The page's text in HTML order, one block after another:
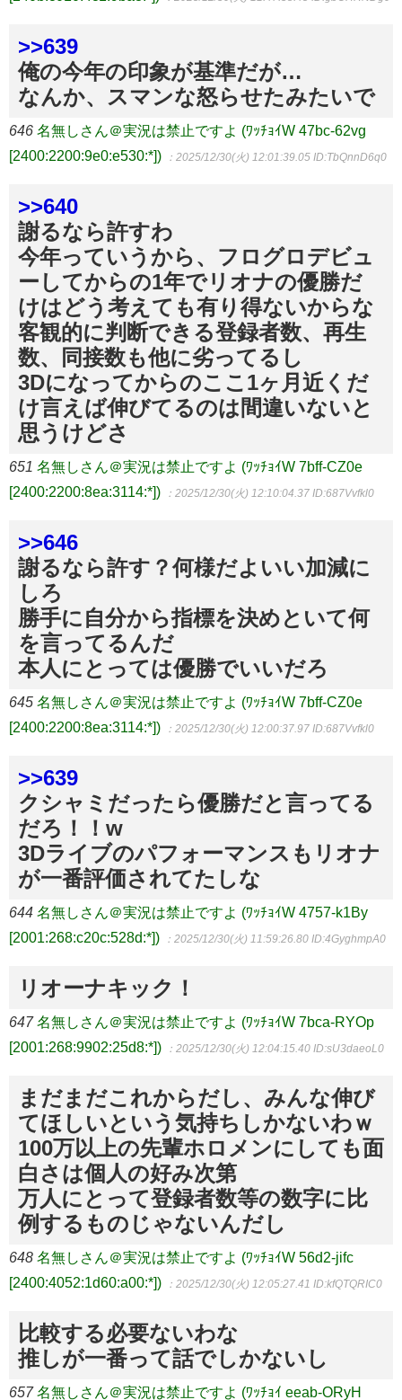
>>639
俺の今年の印象が基準だが…
なんか、スマンな怒らせたみたいで
646 名無しさん＠実況は禁止ですよ (ﾜｯﾁｮｲW 47bc-62vg
[2400:2200:9e0:e530:*])
：2025/12/30(火) 12:01:39.05 ID:TbQnnD6q0
>>640
謝るなら許すわ
今年っていうから、フログロデビュ
ーしてからの1年でリオナの優勝だ
けはどう考えても有り得ないからな
客観的に判断できる登録者数、再生
数、同接数も他に劣ってるし
3Dになってからのここ1ヶ月近くだ
け言えば伸びてるのは間違いないと
思うけどさ
651 名無しさん＠実況は禁止ですよ (ﾜｯﾁｮｲW 7bff-CZ0e
[2400:2200:8ea:3114:*])
：2025/12/30(火) 12:10:04.37 ID:687Vvfkl0
>>646
謝るなら許す？何様だよいい加減に
しろ
勝手に自分から指標を決めといて何
を言ってるんだ
本人にとっては優勝でいいだろ
645 名無しさん＠実況は禁止ですよ (ﾜｯﾁｮｲW 7bff-CZ0e
[2400:2200:8ea:3114:*])
：2025/12/30(火) 12:00:37.97 ID:687Vvfkl0
>>639
クシャミだったら優勝だと言ってる
だろ！！w
3Dライブのパフォーマンスもリオナ
が一番評価されてたしな
644 名無しさん＠実況は禁止ですよ (ﾜｯﾁｮｲW 4757-k1By
[2001:268:c20c:528d:*])
：2025/12/30(火) 11:59:26.80 ID:4GyghmpA0
リオーナキック！
647 名無しさん＠実況は禁止ですよ (ﾜｯﾁｮｲW 7bca-RYOp
[2001:268:9902:25d8:*])
：2025/12/30(火) 12:04:15.40 ID:sU3daeoL0
まだまだこれからだし、みんな伸び
てほしいという気持ちしかないわｗ
100万以上の先輩ホロメンにしても面
白さは個人の好み次第
万人にとって登録者数等の数字に比
例するものじゃないんだし
648 名無しさん＠実況は禁止ですよ (ﾜｯﾁｮｲW 56d2-jifc
[2400:4052:1d60:a00:*])
：2025/12/30(火) 12:05:27.41 ID:kfQTQRIC0
比較する必要ないわな
推しが一番って話でしかないし
657 名無しさん＠実況は禁止ですよ (ﾜｯﾁｮｲ eeab-ORyH